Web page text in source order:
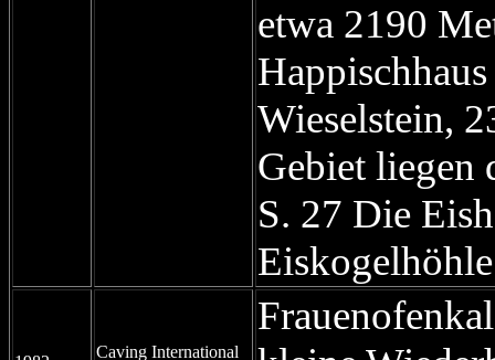
etwa 2190
Wieselstein,
Gebiet liegen
S. 27 Die
Caving International